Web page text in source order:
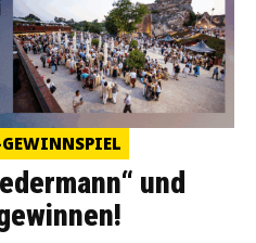
und